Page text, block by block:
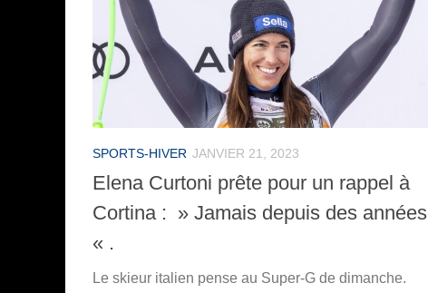
SPORTS-HIVER JANVIER 21, 2023
Elena Curtoni prête pour un rappel à
Cortina : » Jamais depuis des années
« .
Le skieur italien pense au Super-G de dimanche.